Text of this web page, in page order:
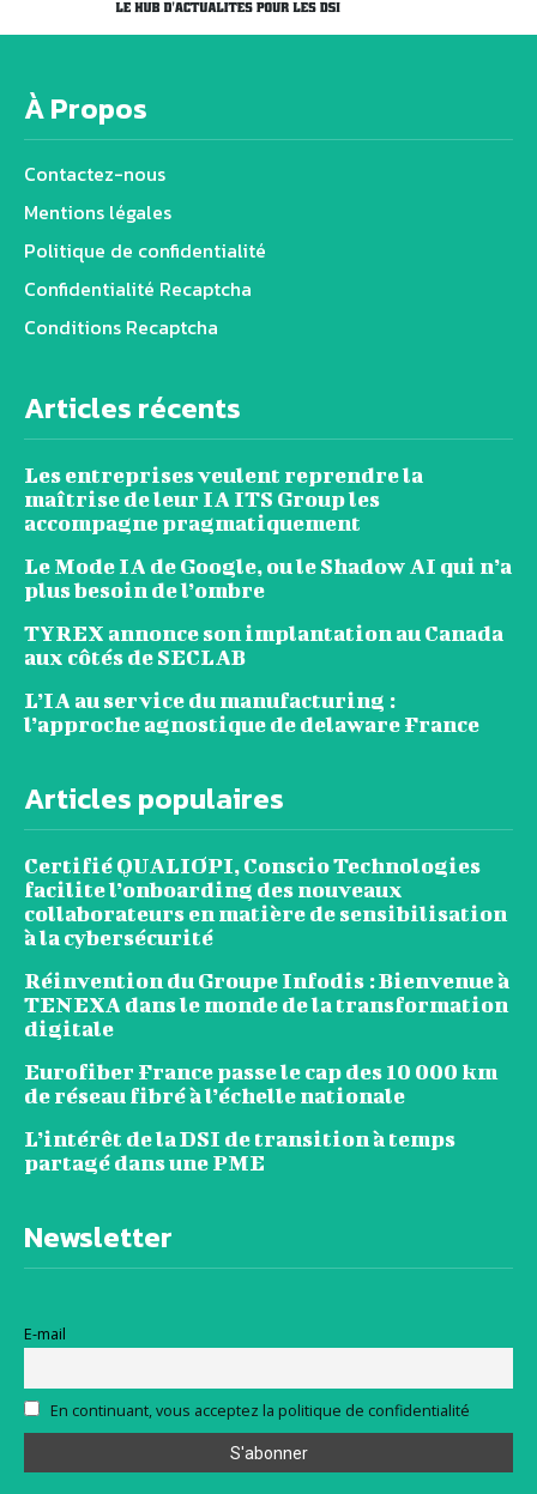
À Propos
Contactez-nous
Mentions légales
Politique de confidentialité
Confidentialité Recaptcha
Conditions Recaptcha
Articles récents
Les entreprises veulent reprendre la
maîtrise de leur IA ITS Group les
accompagne pragmatiquement
Le Mode IA de Google, ou le Shadow AI qui n’a
plus besoin de l’ombre
TYREX annonce son implantation au Canada
aux côtés de SECLAB
L’IA au service du manufacturing :
l’approche agnostique de delaware France
Articles populaires
Certifié QUALIOPI, Conscio Technologies
facilite l’onboarding des nouveaux
collaborateurs en matière de sensibilisation
à la cybersécurité
Réinvention du Groupe Infodis : Bienvenue à
TENEXA dans le monde de la transformation
digitale
Eurofiber France passe le cap des 10 000 km
de réseau fibré à l’échelle nationale
L’intérêt de la DSI de transition à temps
partagé dans une PME
Newsletter
E-mail
En continuant, vous acceptez la politique de confidentialité